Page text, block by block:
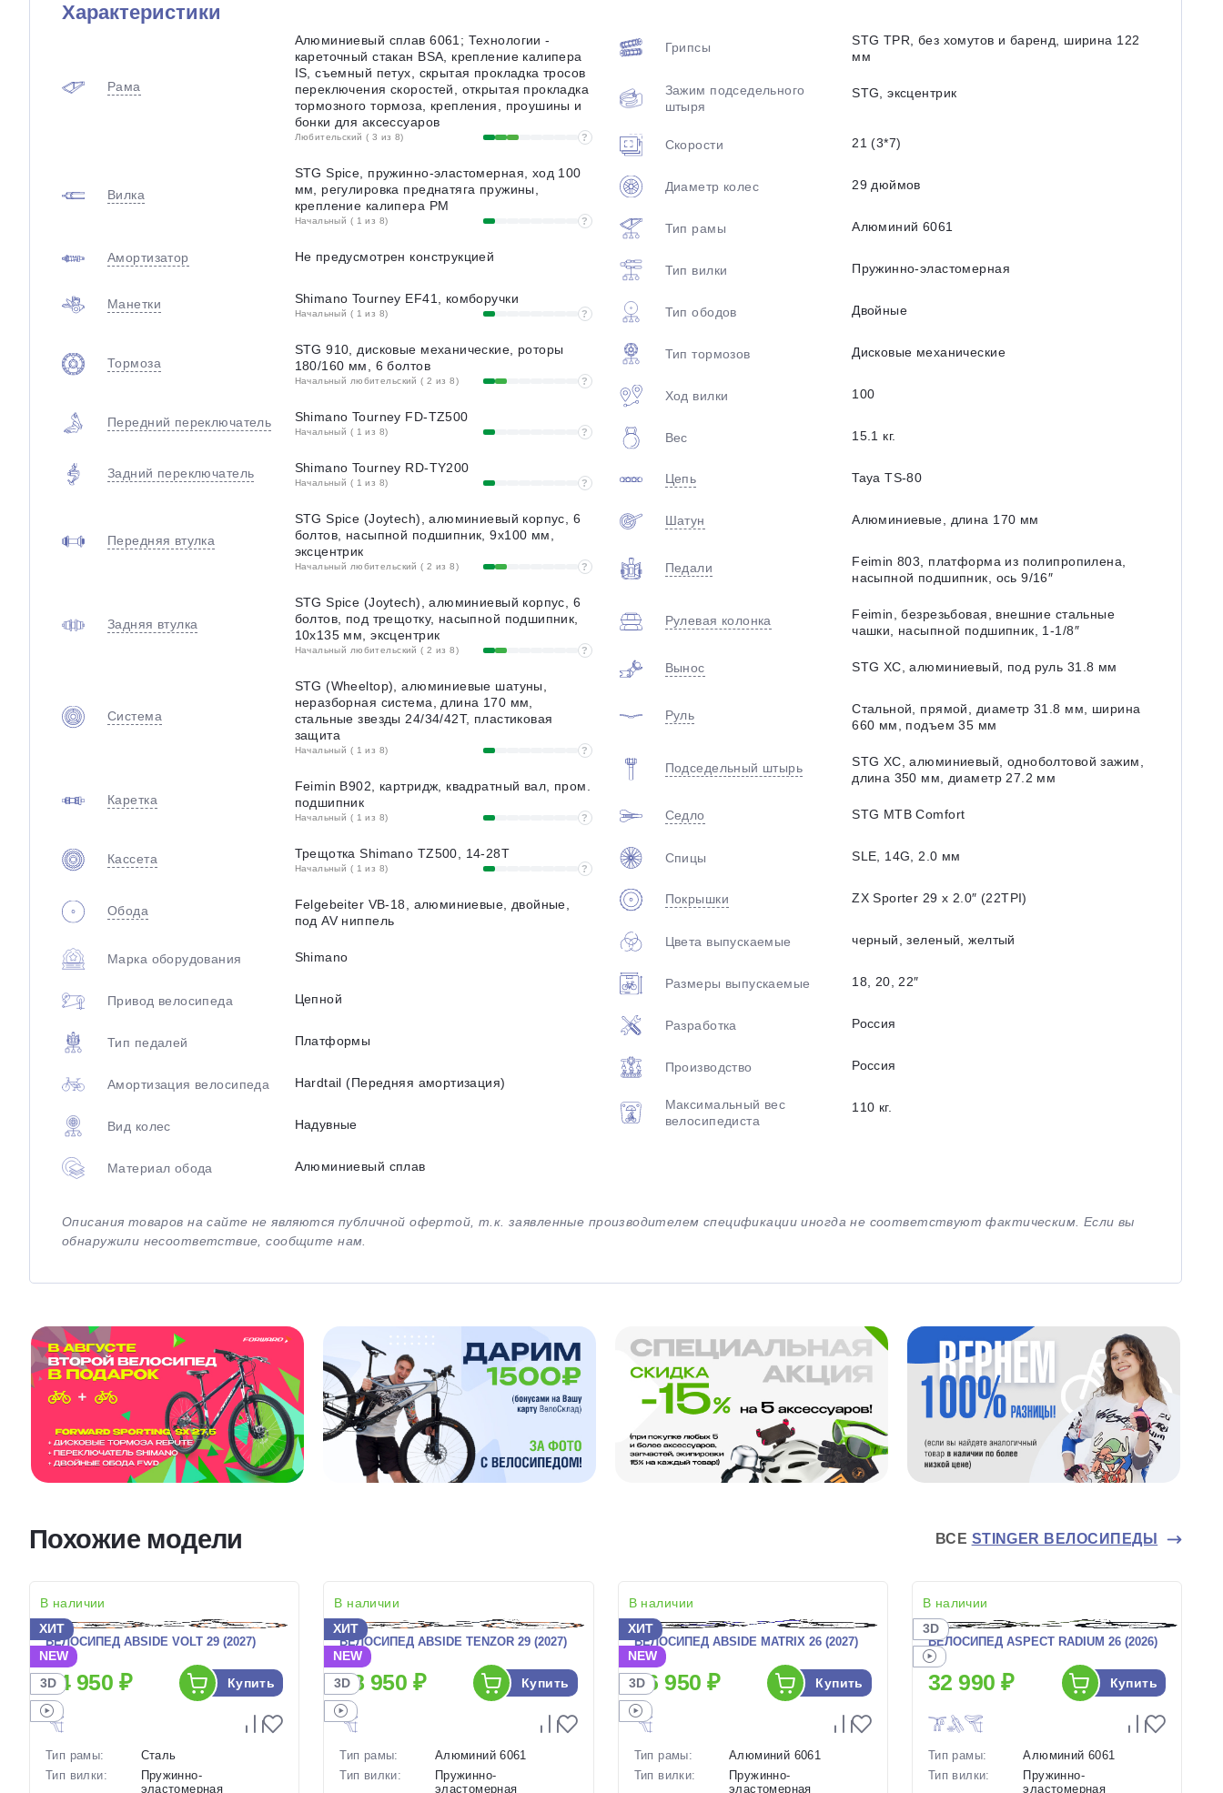
Характеристики
Рама
Алюминиевый сплав 6061; Технологии -
кареточный стакан BSA, крепление калипера
IS, съемный петух, скрытая прокладка тросов
переключения скоростей, открытая прокладка
тормозного тормоза, крепления, проушины и
бонки для аксессуаров
Любительский ( 3 из 8) ?
Вилка
STG Spice, пружинно-эластомерная, ход 100
мм, регулировка преднатяга пружины,
крепление калипера PM
Начальный ( 1 из 8) ?
Амортизатор Не предусмотрен конструкцией
Манетки Shimano Tourney EF41, комборучки
Начальный ( 1 из 8) ?
Тормоза
STG 910, дисковые механические, роторы
180/160 мм, 6 болтов
Начальный любительский ( 2 из 8) ?
Передний переключатель Shimano Tourney FD-TZ500
Начальный ( 1 из 8) ?
Задний переключатель Shimano Tourney RD-TY200
Начальный ( 1 из 8) ?
Передняя втулка
STG Spice (Joytech), алюминиевый корпус, 6
болтов, насыпной подшипник, 9х100 мм,
эксцентрик
Начальный любительский ( 2 из 8) ?
Задняя втулка
STG Spice (Joytech), алюминиевый корпус, 6
болтов, под трещотку, насыпной подшипник,
10х135 мм, эксцентрик
Начальный любительский ( 2 из 8) ?
Система
STG (Wheeltop), алюминиевые шатуны,
неразборная система, длина 170 мм,
стальные звезды 24/34/42T, пластиковая
защита
Начальный ( 1 из 8) ?
Каретка
Feimin B902, картридж, квадратный вал, пром.
подшипник
Начальный ( 1 из 8) ?
Кассета Трещотка Shimano TZ500, 14-28T
Начальный ( 1 из 8) ?
Обода
Felgebeiter VB-18, алюминиевые, двойные,
под AV ниппель
Марка оборудования Shimano
Привод велосипеда Цепной
Тип педалей Платформы
Амортизация велосипеда Hardtail (Передняя амортизация)
Вид колес Надувные
Материал обода Алюминиевый сплав
Грипсы
STG TPR, без хомутов и баренд, ширина 122
мм
Зажим подседельного
штыря
STG, эксцентрик
Скорости 21 (3*7)
Диаметр колес 29 дюймов
Тип рамы Алюминий 6061
Тип вилки Пружинно-эластомерная
Тип ободов Двойные
Тип тормозов Дисковые механические
Ход вилки 100
Вес 15.1 кг.
Цепь Taya TS-80
Шатун Алюминиевые, длина 170 мм
Педали
Feimin 803, платформа из полипропилена,
насыпной подшипник, ось 9/16″
Рулевая колонка
Feimin, безрезьбовая, внешние стальные
чашки, насыпной подшипник, 1-1/8″
Вынос STG XC, алюминиевый, под руль 31.8 мм
Руль
Стальной, прямой, диаметр 31.8 мм, ширина
660 мм, подъем 35 мм
Подседельный штырь
STG XC, алюминиевый, одноболтовой зажим,
длина 350 мм, диаметр 27.2 мм
Седло STG MTB Comfort
Спицы SLE, 14G, 2.0 мм
Покрышки ZX Sporter 29 х 2.0″ (22TPI)
Цвета выпускаемые черный, зеленый, желтый
Размеры выпускаемые 18, 20, 22″
Разработка Россия
Производство Россия
Максимальный вес
велосипедиста
110 кг.
Описания товаров на сайте не являются публичной офертой, т.к. заявленные производителем спецификации иногда не соответствуют фактическим. Если вы
обнаружили несоответствие, сообщите нам.
Похожие модели ВСЕ STINGER ВЕЛОСИПЕДЫ
В наличии
ХИТ
NEW
3D
ВЕЛОСИПЕД ABSIDE VOLT 29 (2027)
24 950 ₽ Купить
Тип рамы:
Сталь
Тип вилки:
Пружинно-
эластомерная
В наличии
ХИТ
NEW
3D
ВЕЛОСИПЕД ABSIDE TENZOR 29 (2027)
28 950 ₽ Купить
Тип рамы:
Алюминий 6061
Тип вилки:
Пружинно-
эластомерная
В наличии
ХИТ
NEW
3D
ВЕЛОСИПЕД ABSIDE MATRIX 26 (2027)
26 950 ₽ Купить
Тип рамы:
Алюминий 6061
Тип вилки:
Пружинно-
эластомерная
В наличии
3D
ВЕЛОСИПЕД ASPECT RADIUM 26 (2026)
32 990 ₽ Купить
Тип рамы:
Алюминий 6061
Тип вилки:
Пружинно-
эластомерная